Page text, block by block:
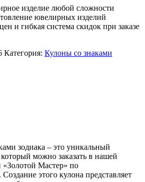
изделие любой сложности
ювелирных изделий
и гибкая система скидок при заказе
Категория: Кулоны со знаками
зодиака – это уникальный
можно заказать в нашей
«Золотой Мастер» по
этого кулона представляет